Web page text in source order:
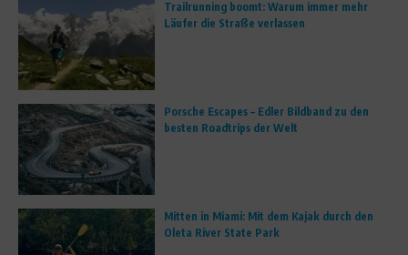
Trailrunning boomt: Warum immer mehr
Läufer die Straße verlassen
Porsche Escapes – Edler Bildband zu den
besten Roadtrips der Welt
Mitten in Miami: Mit dem Kajak durch den
Oleta River State Park